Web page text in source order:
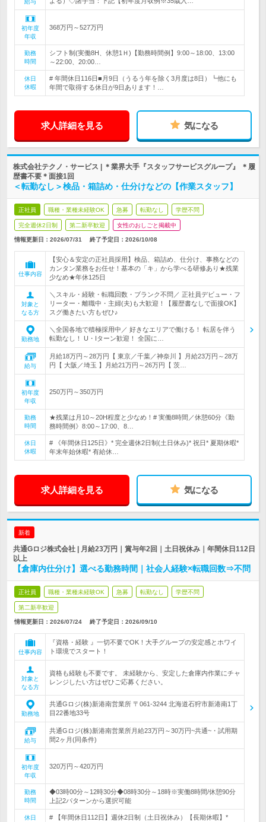
給与
初年度
年収
368万円～527万円
勤務
時間
シフト制(実働8H、休憩1Ｈ)【勤務時間例】9:00～18:00、13:00
～22:00、20:00…
休日
休暇
# 年間休日116日■月9日（うるう年を除く3月度は8日）┗他にも
年間で取得する休日が9日あります！…
求人詳細を見る 気になる
株式会社テクノ・サービス | ＊業界大手『スタッフサービスグループ』 ＊履
歴書不要＊面接1回
＜転勤なし＞検品・箱詰め・仕分けなどの【作業スタッフ】
正社員 職種・業種未経験OK 急募 転勤なし 学歴不問
完全週休2日制 第二新卒歓迎 女性のおしごと掲載中
情報更新日：2026/07/31 終了予定日： 2026/10/08
仕事内容
【安心＆安定の正社員採用】検品、箱詰め、仕分け、事務などの
カンタン業務をお任せ！基本の「キ」から学べる研修あり★残業
少なめ★年休125日
対象と
なる方
＼スキル・経験・転職回数・ブランク不問／ 正社員デビュー・フ
リーター・離職中・主婦(夫)も大歓迎！【履歴書なしで面接OK】
スグ働きたい方もぜひ♪
勤務地
＼全国各地で積極採用中／ 好きなエリアで働ける！ 転居を伴う
転勤なし！ U・Iターン歓迎！ 全国に…
給与
月給18万円～28万円【 東京／千葉／神奈川 】月給23万円～28万
円【 大阪／埼玉 】月給21万円～26万円【 茨…
初年度
年収
250万円～350万円
勤務
時間
★残業は月10～20H程度と少なめ！# 実働8時間／休憩60分《勤
務時間例》8:00～17:00、8…
休日
休暇
# 《年間休日125日》* 完全週休2日制(土日休み)* 祝日* 夏期休暇*
年末年始休暇* 有給休…
求人詳細を見る 気になる
新着
共通Gロジ株式会社 | 月給23万円｜賞与年2回｜土日祝休み｜年間休日112日
以上
【倉庫内仕分け】選べる勤務時間｜社会人経験×転職回数⇒不問
正社員 職種・業種未経験OK 急募 転勤なし 学歴不問
第二新卒歓迎
情報更新日：2026/07/24 終了予定日： 2026/09/10
仕事内容
『資格・経験 』一切不要でOK！大手グループの安定感とホワイ
ト環境でスタート！
対象と
なる方
資格も経験も不要です。 未経験から、安定した倉庫内作業にチャ
レンジしたい方はぜひご応募ください。
勤務地
共通Gロジ(株)新港南営業所 〒061-3244 北海道石狩市新港南1丁
目22番地33号
給与
共通Gロジ(株)新港南営業所月給23万円～30万円~共通~・試用期
間2ヶ月(同条件)
初年度
年収
320万円～420万円
勤務
時間
◆03時00分～12時30分◆08時30分～18時※実働8時間/休憩90分
上記2パターンから選択可能
休日
# 【年間休日112日】週休2日制（土日祝休み）【長期休暇】*